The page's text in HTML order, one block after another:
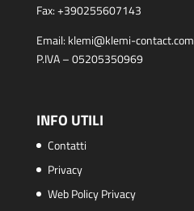
Fax:+390255607143
Email: klemi@klemi-contact.com
P.IVA – 05205350969
INFO UTILI
Contatti
Privacy
Web Policy Privacy